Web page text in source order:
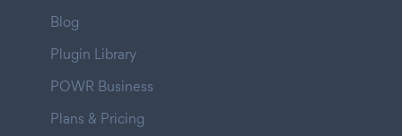
Blog
Plugin Library
POWR Business
Plans & Pricing